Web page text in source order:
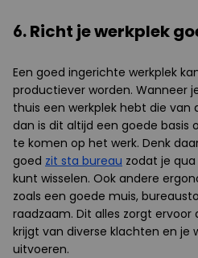
6. Richt je werkplek
Een goed ingerichte werkplek
productiever worden. Wanneer
thuis een werkplek hebt die van
dan is dit altijd een goede
te komen op het werk. Denk
goed zit sta bureau zodat je
kunt wisselen. Ook andere
zoals een goede muis,
raadzaam. Dit alles zorgt ervoor
krijgt van diverse klachten en je
uitvoeren.